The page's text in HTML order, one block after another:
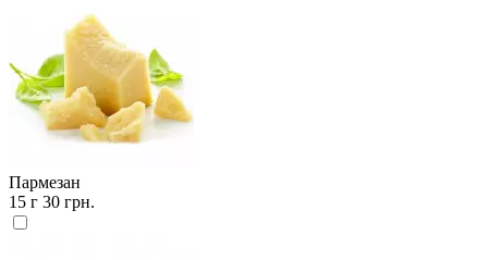
Пармезан
15 г 30 грн.